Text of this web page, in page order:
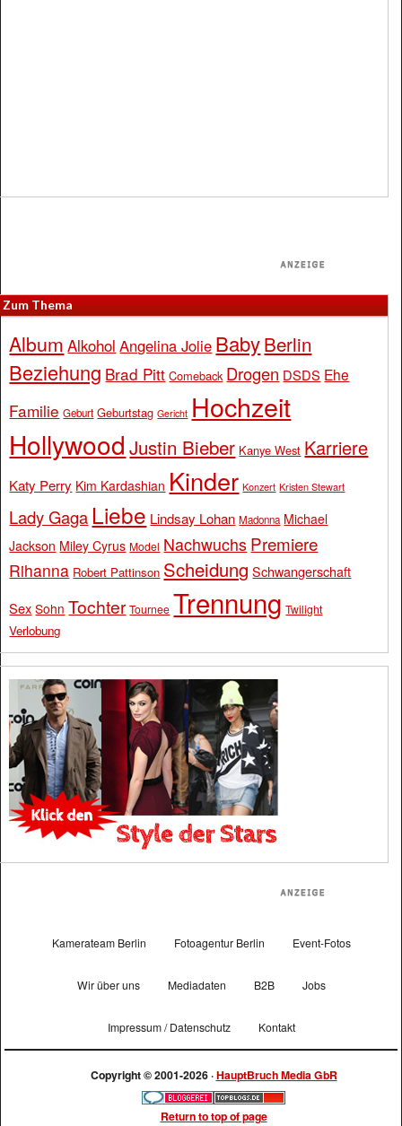
Zum Thema
Album Alkohol Angelina Jolie BabyBerlin
Beziehung Brad Pitt Comeback Drogen DSDS Ehe
Familie Geburt Geburtstag Gericht Hochzeit
Hollywood Justin Bieber Kanye West Karriere
Katy Perry Kim Kardashian Kinder Konzert Kristen Stewart
Lady Gaga Liebe Lindsay Lohan Madonna Michael
Jackson Miley Cyrus Model Nachwuchs Premiere
Rihanna Robert Pattinson Scheidung Schwangerschaft
Sex Sohn Tochter Tournee Trennung Twilight
Verlobung
Kamerateam Berlin Fotoagentur Berlin Event-Fotos
Wir über uns Mediadaten B2B Jobs
Impressum / Datenschutz Kontakt
Copyright © 2001-2026 ·HauptBruch Media GbR
Return to top of page